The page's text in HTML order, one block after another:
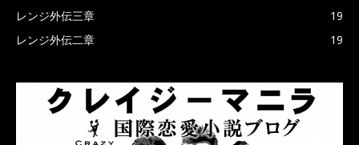
レンジ外伝三章
19
レンジ外伝二章
19